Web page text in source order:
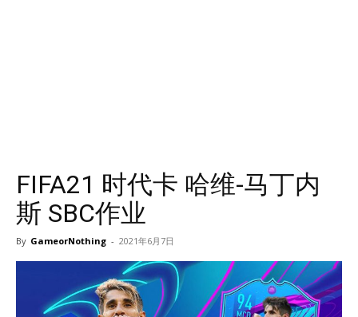
FIFA21 时代卡 哈维-马丁内
斯 SBC作业
By GameorNothing - 2021年6月7日